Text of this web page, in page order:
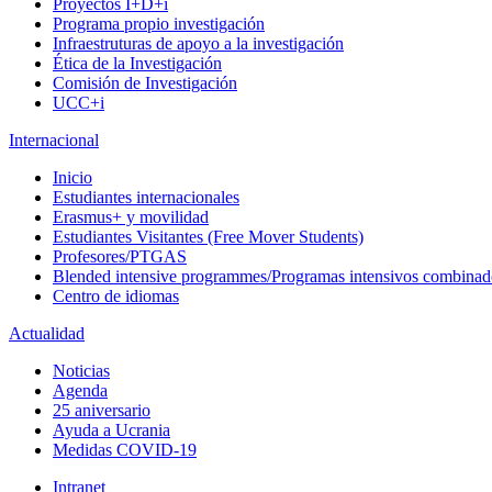
Proyectos I+D+i
Programa propio investigación
Infraestruturas de apoyo a la investigación
Ética de la Investigación
Comisión de Investigación
UCC+i
Internacional
Inicio
Estudiantes internacionales
Erasmus+ y movilidad
Estudiantes Visitantes (Free Mover Students)
Profesores/PTGAS
Blended intensive programmes/Programas intensivos
Centro de idiomas
Actualidad
Noticias
Agenda
25 aniversario
Ayuda a Ucrania
Medidas COVID-19
Intranet